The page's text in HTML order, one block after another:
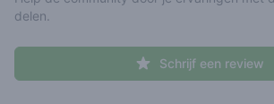
delen.
Schrijf een review